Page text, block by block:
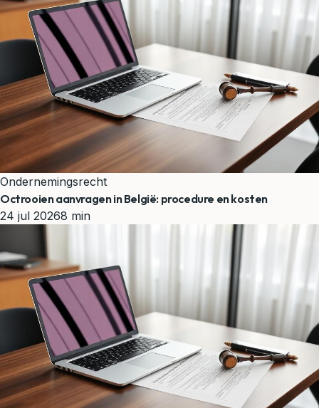
Ondernemingsrecht
Octrooien aanvragen in België: procedure en kosten
24 jul 20268 min